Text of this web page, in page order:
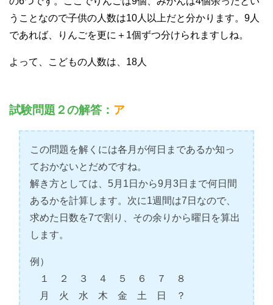
うことなので子供の人数は10人以上だと分かります。9人
であれば、りんごを更に＋1個ずつ分けられますしね。
よって、こどもの人数は、18人
試験問題２の解答： ア
この問題を解くには各月が何日まであるか知っ
ておかないとだめですね。
解き方としては、5月1日から9月3日まで何日間
あるかを計算します。次に1週間は7日なので、
求めた日数を7で割り、その余りから曜日を算出
します。
例）
１ ２ ３ ４ ５ ６ ７ ８
月 火 水 木 金 土 日 ？